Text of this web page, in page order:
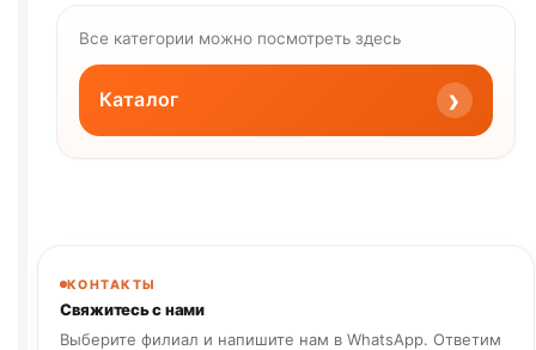
Все категории можно посмотреть здесь
Каталог ›
КОНТАКТЫ
Свяжитесь с нами
Выберите филиал и напишите нам в WhatsApp. Ответим